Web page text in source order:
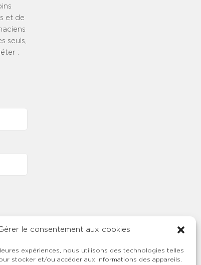
le consentement aux cookies
expériences, nous utilisons des technologies telles
stocker et/ou accéder aux informations des appareils.
et de
seuls,
: